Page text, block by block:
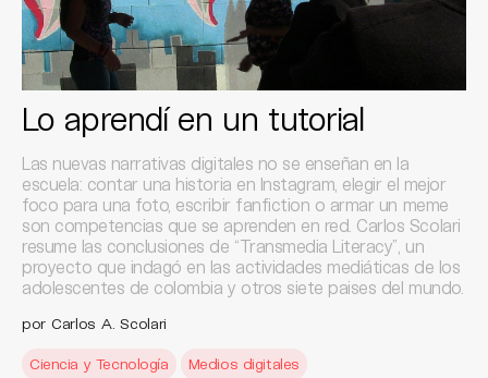
Lo aprendí en un tutorial
Las nuevas narrativas digitales no se enseñan en la
escuela: contar una historia en Instagram, elegir el mejor
foco para una foto, escribir fanfiction o armar un meme
son competencias que se aprenden en red. Carlos Scolari
resume las conclusiones de “Transmedia Literacy”, un
proyecto que indagó en las actividades mediáticas de los
adolescentes de colombia y otros siete paises del mundo.
por Carlos A. Scolari
Ciencia y Tecnología Medios digitales